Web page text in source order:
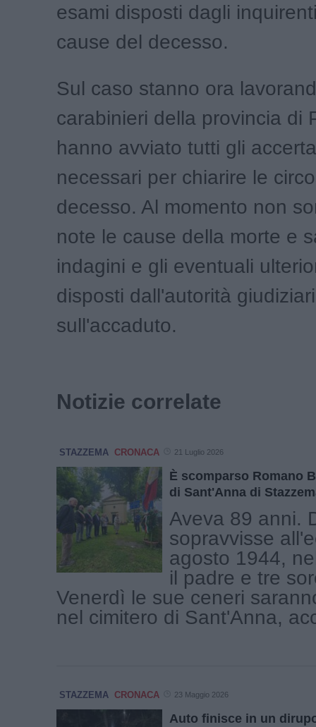
esami disposti dagli
cause del decesso.
Sul caso stanno ora
carabinieri della provincia di
hanno avviato tutti gli
necessari per chiarire le
decesso. Al momento non
note le cause della morte e
indagini e gli eventuali
disposti dall'autorità
sull'accaduto.
Notizie correlate
STAZZEMA CRONACA 21 Luglio 2026
È scomparso Romano
di Sant'Anna di
Aveva 89 anni.
sopravvisse
agosto 1944,
il padre e tre
Venerdì le sue ceneri
nel cimitero di Sant'Anna,
STAZZEMA CRONACA 23 Maggio 2026
Auto finisce in un